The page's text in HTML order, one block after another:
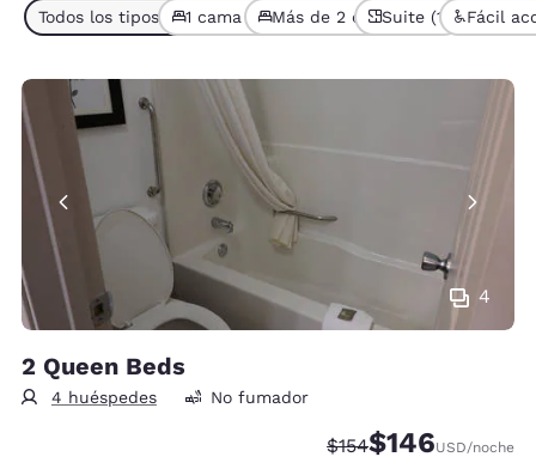
Todos los tipos de habitaciones (5)
1 cama (3)Más de 2 camas (2)
Suite (1) Fácil
4
2 Queen Beds
4 huéspedes No fumador
Tarifa tachada:
$154Tarifa reducida:
$146USD/noche